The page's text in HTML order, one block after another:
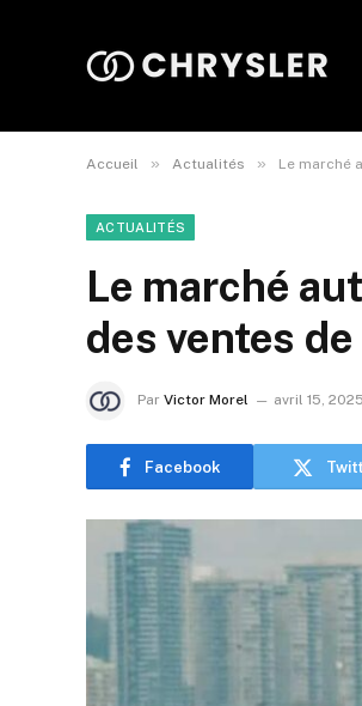
Accueil » Actualités » Le marché
ACTUALITÉS
Le marché
des ventes
Par Victor Morel avril 15, 2025
Facebook